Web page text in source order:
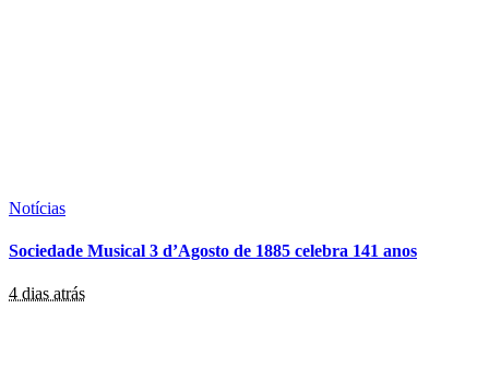
Notícias
Sociedade Musical 3 d’Agosto de 1885 celebra 141 anos
4 dias atrás